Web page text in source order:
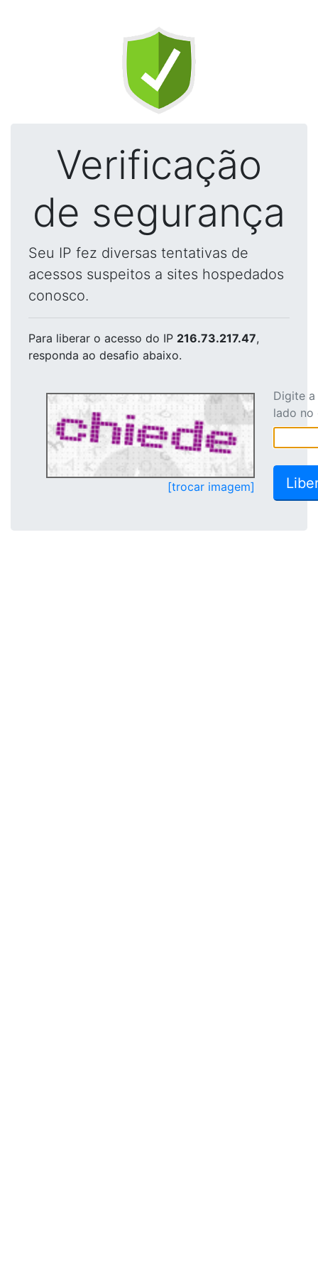
Verificação
de segurança
Seu IP fez diversas tentativas de
acessos suspeitos a sites hospedados
conosco.
Para liberar o acesso do IP 216.73.217.47,
responda ao desafio abaixo.
[trocar imagem]
Digite
lado no